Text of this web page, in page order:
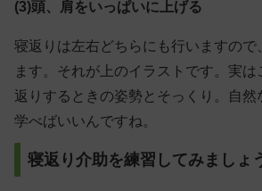
(3)頭、肩をいっぱいに上げる
寝返りは左右どちらにも行いますので
ます。それが上のイラストです。実
返りするときの姿勢とそっくり。自然
学べばいいんですね。
寝返り介助を練習してみましょ